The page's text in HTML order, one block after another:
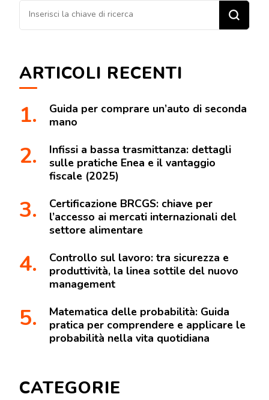
Cerchi
qualcosa?
ARTICOLI RECENTI
Guida per comprare un’auto di seconda
mano
Infissi a bassa trasmittanza: dettagli
sulle pratiche Enea e il vantaggio
fiscale (2025)
Certificazione BRCGS: chiave per
l’accesso ai mercati internazionali del
settore alimentare
Controllo sul lavoro: tra sicurezza e
produttività, la linea sottile del nuovo
management
Matematica delle probabilità: Guida
pratica per comprendere e applicare le
probabilità nella vita quotidiana
CATEGORIE